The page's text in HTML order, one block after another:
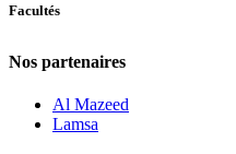
Facultés
Nos partenaires
Al Mazeed
Lamsa